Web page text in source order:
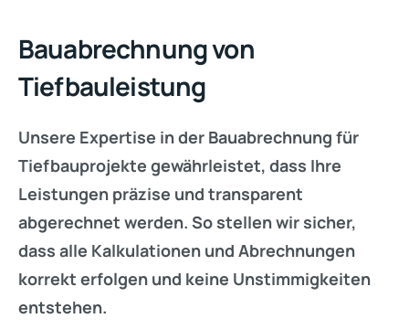
Bauabrechnung von
Tiefbauleistung
Unsere Expertise in der Bauabrechnung für
Tiefbauprojekte gewährleistet, dass Ihre
Leistungen präzise und transparent
abgerechnet werden. So stellen wir sicher,
dass alle Kalkulationen und Abrechnungen
korrekt erfolgen und keine Unstimmigkeiten
entstehen.